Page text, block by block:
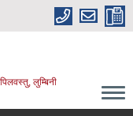
लुम्बिनी